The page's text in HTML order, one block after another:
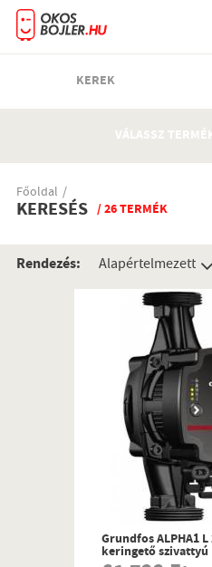
KEREK
VÁLASSZ
Főoldal
KERESÉS / 26 TERMÉK
Rendezés:
Grundfos ALPHA1
keringető szivattyú